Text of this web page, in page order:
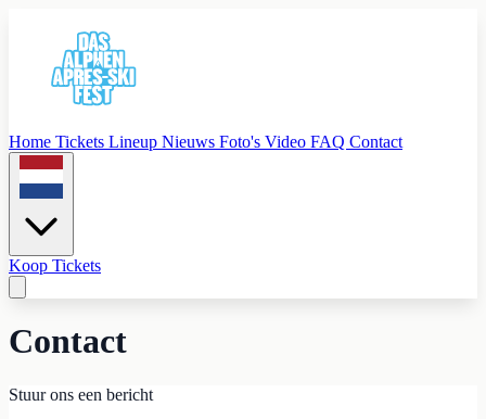
Home Tickets Lineup Nieuws Foto's Video FAQ Contact
Koop Tickets
Contact
Stuur ons een bericht